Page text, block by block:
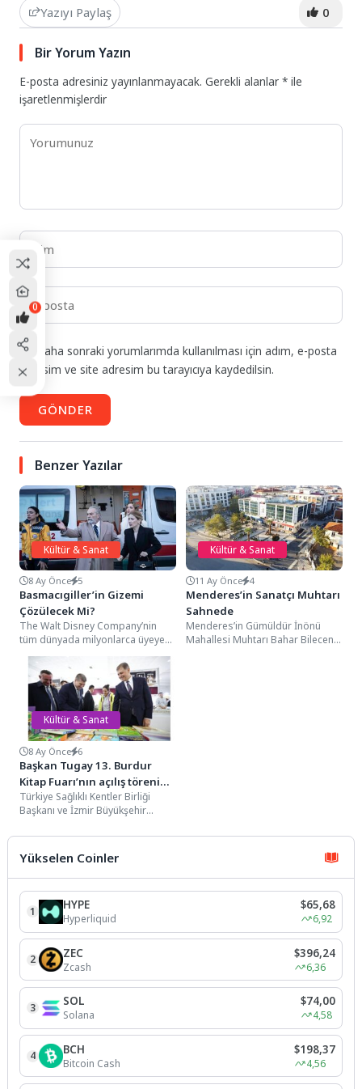
Yazıyı Paylaş 0
Bir Yorum Yazın
E-posta adresiniz yayınlanmayacak. Gerekli alanlar* ile
işaretlenmişlerdir
Daha sonraki yorumlarımda kullanılması için adım, e-posta
adresim ve site adresim bu tarayıcıya kaydedilsin.
GÖNDER
Benzer Yazılar
Kültür & Sanat
8 Ay Önce 5
Basmacıgiller’in Gizemi
Çözülecek Mi?
The Walt Disney Company’nin
tüm dünyada milyonlarca üyeye
sahip dijital yayın
platformu Disney+, yeni sezonda
merakla...
Kültür & Sanat
11 Ay Önce 4
Menderes’in Sanatçı Muhtarı
Sahnede
Menderes’in Gümüldür İnönü
Mahallesi Muhtarı Bahar Bilecen,
Kültür & Sanat
8 Ay Önce 6
Başkan Tugay 13. Burdur
Kitap Fuarı’nın açılış törenine
katıldı
Türkiye Sağlıklı Kentler Birliği
Başkanı ve İzmir Büyükşehir
Türkiye Sağlıklı...
Yükselen Coinler
1 HYPE
Hyperliquid
$65,68
6,92
2 ZEC
Zcash
$396,24
6,36
3 SOL
Solana
$74,00
4,58
4 BCH
Bitcoin Cash
$198,37
4,56
0